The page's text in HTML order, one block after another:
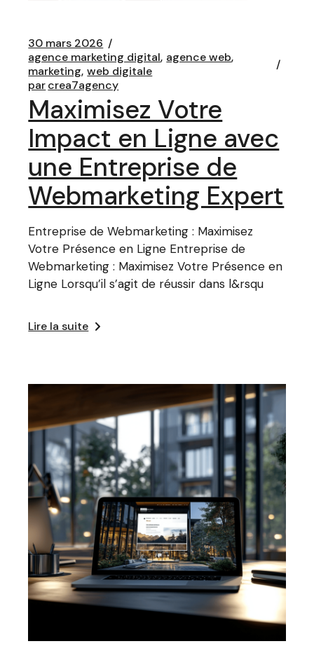
30 mars 2026
agence marketing digital agence web
marketing web digitale
parcrea7agency
Maximisez Votre
Impact en Ligne avec
une Entreprise de
Webmarketing Expert
Entreprise de Webmarketing : Maximisez
Votre Présence en Ligne Entreprise de
Webmarketing : Maximisez Votre Présence en
Ligne Lorsqu’il s’agit de réussir dans l&rsqu
Lire la suite